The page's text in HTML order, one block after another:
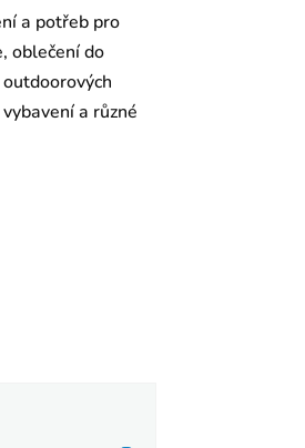
a potřeb pro
oblečení do
a různé